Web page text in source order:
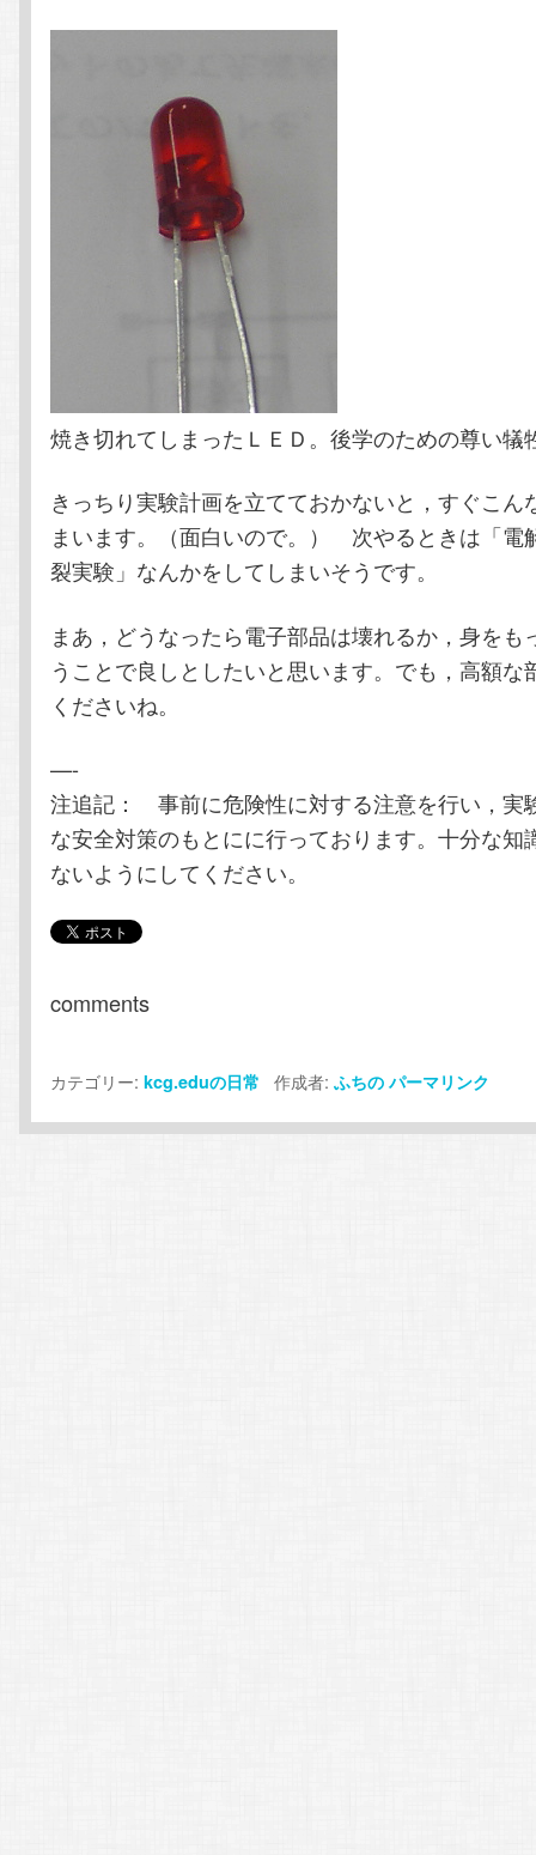
焼き切れてしまったＬＥＤ。後学のための尊い犠
きっちり実験計画を立てておかないと，すぐこん
まいます。（面白いので。） 次やるときは「電
裂実験」なんかをしてしまいそうです。
まあ，どうなったら電子部品は壊れるか，身をも
うことで良しとしたいと思います。でも，高額な
くださいね。
—-
注追記： 事前に危険性に対する注意を行い，実
な安全対策のもとにに行っております。十分な知
ないようにしてください。
comments
カテゴリー:kcg.eduの日常 作成者:ふちの パーマリンク